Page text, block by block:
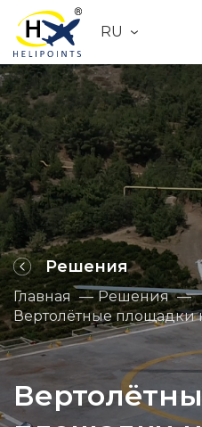
RU
Решения
Главная
Решения
Вертолётные площадки